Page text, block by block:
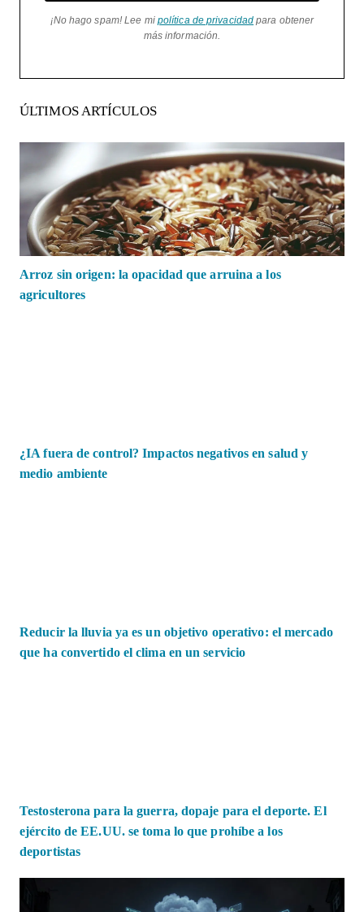
¡No hago spam! Lee mi política de privacidad para obtener
más información.
ÚLTIMOS ARTÍCULOS
Arroz sin origen: la opacidad que arruina a los
agricultores
¿IA fuera de control? Impactos negativos en salud y
medio ambiente
Reducir la lluvia ya es un objetivo operativo: el mercado
que ha convertido el clima en un servicio
Testosterona para la guerra, dopaje para el deporte. El
ejército de EE.UU. se toma lo que prohíbe a los
deportistas